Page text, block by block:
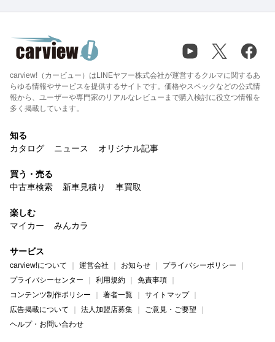
carview!（カービュー）はLINEヤフー株式会社が運営するクルマに関するあ
らゆる情報やサービスを提供するサイトです。価格やスペックなどの公式情
報から、ユーザーや専門家のリアルなレビューまで購入検討に役立つ情報を
多く掲載しています。
知る
カタログ
ニュース オリジナル記事
買う・売る
中古車検索
新車見積り 車買取
楽しむ
マイカー
みんカラ
サービス
carview!について 運営会社 お知らせ
プライバシーポリシー
プライバシーセンター
利用規約
免責事項
コンテンツ制作ポリシー
著者一覧
サイトマップ
広告掲載について
法人加盟店募集
ご意見・ご要望
ヘルプ・お問い合わせ